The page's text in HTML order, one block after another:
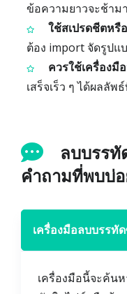
ข้อความยาวจะช้าม
ใช้สเปรดชีตหรื
ต้อง import จัดรูป
ควรใช้เครื่องมื
เสร็จเร็ว ๆ ได้ผลลั
ลบบรรทั
คำถามที่พบบ่
เครื่องมือลบบรรทั
เครื่องมือนี้จะค้น